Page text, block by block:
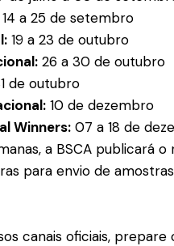
14 a 25 de setembro
19 a 23 de outubro
26 a 30 de outubro
de outubro
10 de dezembro
Winners: 07 a 18 de
a BSCA publicará
para envio de
canais oficiais,